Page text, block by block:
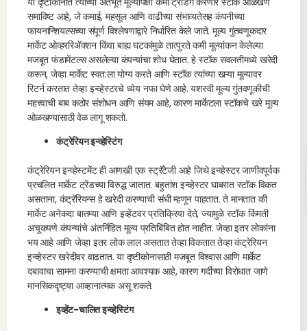
समाविष्ट आहे, जे कमाई, महसूल आणि वाढीच्या संभाव्यतेसह कंपनीच्या
फायनान्शियल्सच्या संपूर्ण विश्लेषणाद्वारे निर्धारित केले जाते. मूल्य गुंतवणूकदार
मार्केट ओव्हररिॲक्शन किंवा बाह्य घटकांमुळे तात्पुरते कमी मूल्यांकन केलेल्या
मजबूत फंडामेंटल्स असलेल्या कंपन्यांचा शोध घेतात. हे स्टॉक सवलतीमध्ये खरेदी
करून, जेव्हा मार्केट स्वत:ला योग्य करते आणि स्टॉक त्यांच्या खऱ्या मूल्यावर
रिटर्न करतात तेव्हा इन्व्हेस्टरचे ध्येय नफा घेणे आहे. यशस्वी मूल्य गुंतवणूकीची
महत्त्वाची बाब कठोर संशोधन आणि संयम आहे, कारण मार्केटला स्टॉकचे खरे मूल्य
ओळखण्यासाठी वेळ लागू शकतो.
कंट्रेरियन इन्व्हेस्टिंग
कंट्रेरियन इन्व्हेस्टमेंट ही आणखी एक स्ट्रॅटेजी आहे जिथे इन्व्हेस्टर जाणीवपूर्वक
प्रचलित मार्केट ट्रेंडच्या विरुद्ध जातात. बहुतांश इन्व्हेस्टर घाबरात स्टॉक विकत
असताना, कंट्रॅरियन्स हे खरेदी करण्याची संधी म्हणून पाहतात. ते मानतात की
मार्केट अनेकदा बातम्या आणि इव्हेंटवर प्रतिक्रिया देते, ज्यामुळे स्टॉक किंमती
अचूकपणे कंपन्यांचे अंतर्निहित मूल्य प्रतिबिंबित होत नाहीत. जेव्हा इतर लोकांना
भय आहे आणि जेव्हा इतर लोक लाल असतात तेव्हा विकतात तेव्हा कंट्रेरियन
इन्व्हेस्टर खरेदीवर वाढतात. या दृष्टीकोनासाठी मजबूत विश्वास आणि मार्केट
दबावाचा सामना करण्याची क्षमता आवश्यक आहे, कारण गर्दीच्या विरोधात जाणे
मानसिकदृष्ट्या आव्हानात्मक असू शकते.
इव्हेंट-चालित इन्व्हेस्टिंग